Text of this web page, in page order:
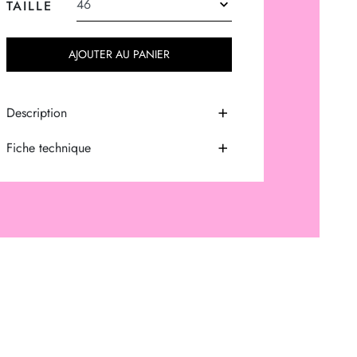
TAILLE
AJOUTER AU PANIER
Description
Fiche technique